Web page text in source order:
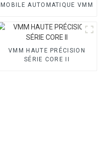
MOBILE AUTOMATIQUE VMM
VMM HAUTE PRÉCISION
SÉRIE CORE II